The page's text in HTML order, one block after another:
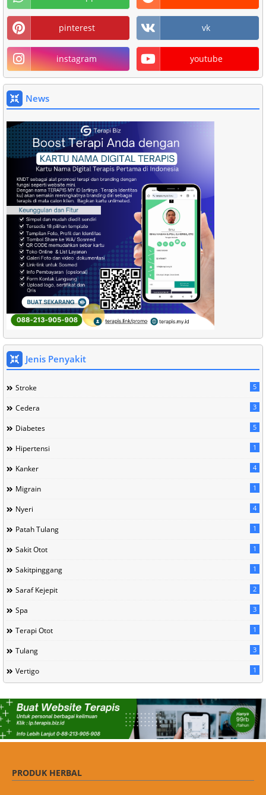
pinterest vk
instagram youtube
News
Jenis Penyakit
Stroke 5
Cedera 3
Diabetes 5
Hipertensi 1
Kanker 4
Migrain 1
Nyeri 4
Patah Tulang 1
Sakit Otot 1
Sakitpinggang 1
Saraf Kejepit 2
Spa 3
Terapi Otot 1
Tulang 3
Vertigo 1
PRODUK HERBAL